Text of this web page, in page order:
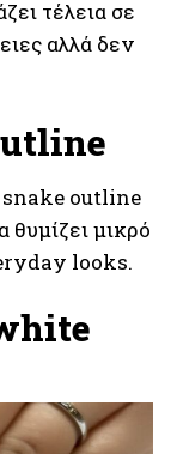
τέλεια σε
αλλά δεν
snake outline
μικρό
looks.